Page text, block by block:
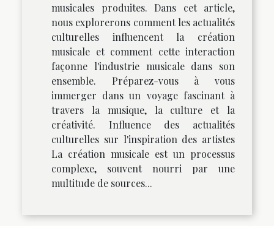
musicales produites. Dans cet article,
nous explorerons comment les actualités
culturelles influencent la création
musicale et comment cette interaction
façonne l'industrie musicale dans son
ensemble. Préparez-vous à vous
immerger dans un voyage fascinant à
travers la musique, la culture et la
créativité. Influence des actualités
culturelles sur l'inspiration des artistes
La création musicale est un processus
complexe, souvent nourri par une
multitude de sources...